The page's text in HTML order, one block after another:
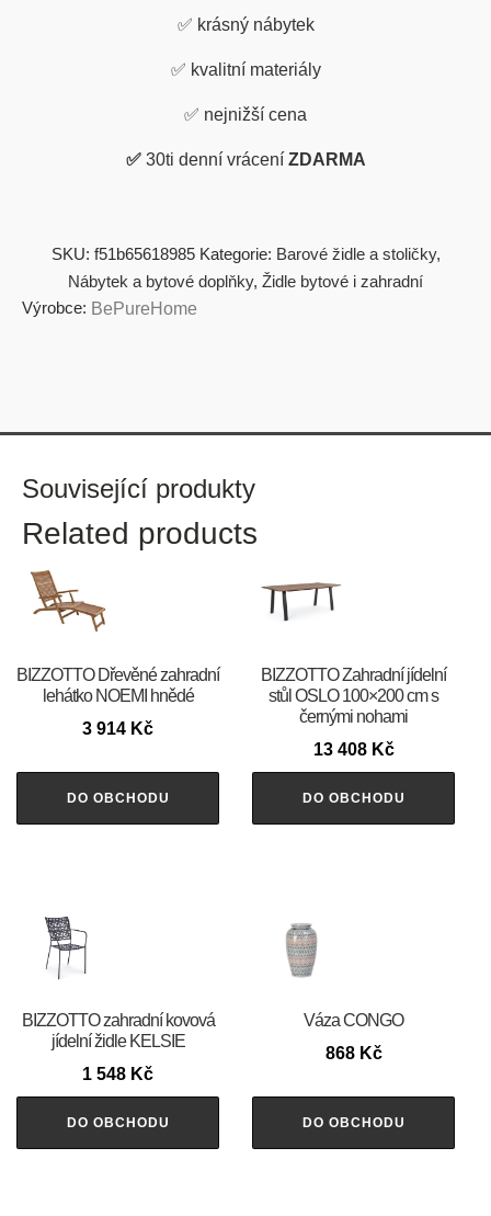
✅ krásný nábytek
✅ kvalitní materiály
✅ nejnižší cena
✅ 30ti denní vrácení ZDARMA
SKU: f51b65618985 Kategorie: Barové židle a stoličky,
Nábytek a bytové doplňky, Židle bytové i zahradní
Výrobce: BePureHome
Související produkty
Related products
BIZZOTTO Dřevěné zahradní
lehátko NOEMI hnědé
3 914 Kč
DO OBCHODU
BIZZOTTO Zahradní jídelní
stůl OSLO 100×200 cm s
černými nohami
13 408 Kč
DO OBCHODU
BIZZOTTO zahradní kovová
jídelní židle KELSIE
1 548 Kč
DO OBCHODU
Váza CONGO
868 Kč
DO OBCHODU